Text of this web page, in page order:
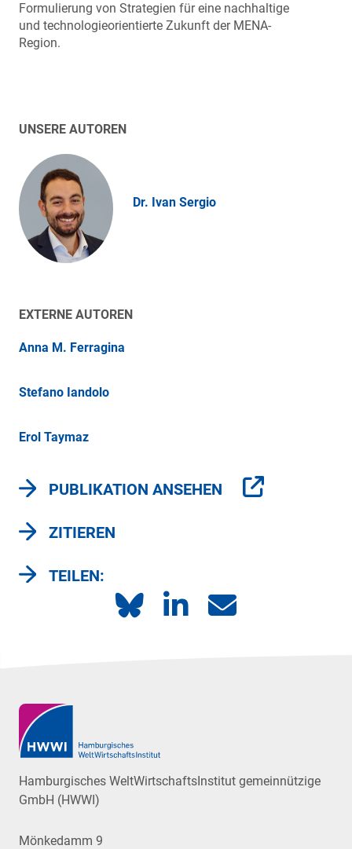
Formulierung von Strategien für eine nachhaltige
und technologieorientierte Zukunft der MENA-
Region.
UNSERE AUTOREN
Dr. Ivan Sergio
EXTERNE AUTOREN
Anna M. Ferragina
Stefano Iandolo
Erol Taymaz
PUBLIKATION ANSEHEN
ZITIEREN
TEILEN:
Hamburgisches WeltWirtschaftsInstitut gemeinnützige
GmbH (HWWI)
Mönkedamm 9